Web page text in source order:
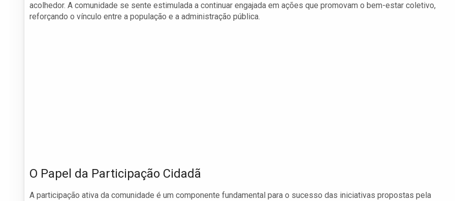
acolhedor. A comunidade se sente estimulada a continuar engajada em ações que promovam o bem-estar coletivo,
reforçando o vínculo entre a população e a administração pública.
O Papel da Participação Cidadã
A participação ativa da comunidade é um componente fundamental para o sucesso das iniciativas propostas pela